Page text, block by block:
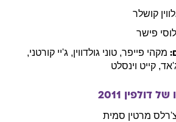
קושלר
לוסי פישר
מקהי פייפר, טוני גולדווין, ג'יי קורטני,
, קייט וינסלט
של דולפין 2011
מרטין סמית